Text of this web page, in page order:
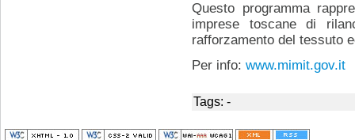
Questo programma
imprese toscane di
rafforzamento del tessuto
Per info: www.mimit.gov.it
Tags: -